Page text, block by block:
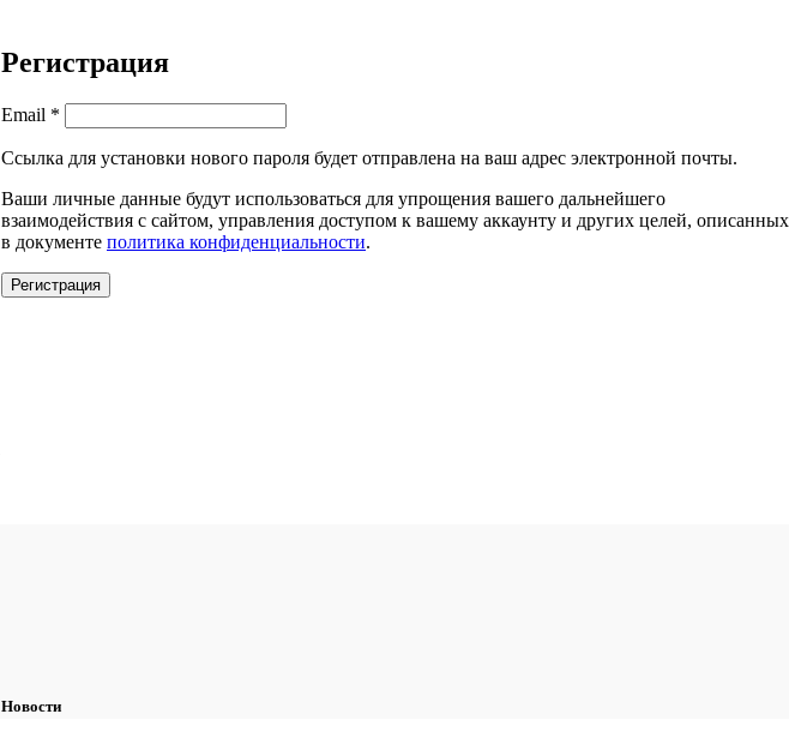
Регистрация
Email *
Ссылка для установки нового пароля будет отправлена ​​на ваш адрес электронной почты.
Ваши личные данные будут использоваться для упрощения вашего дальнейшего
взаимодействия с сайтом, управления доступом к вашему аккаунту и других целей, описанных
в документе политика конфиденциальности.
Регистрация
Новости